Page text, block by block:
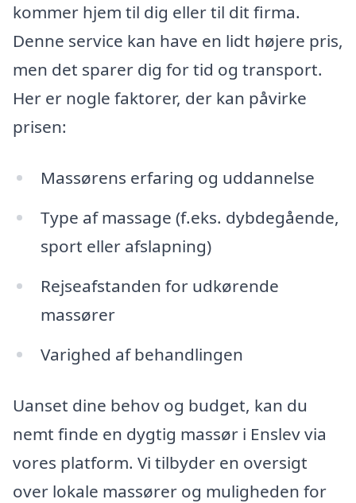
kommer hjem til dig eller til dit firma.
Denne service kan have en lidt højere pris,
men det sparer dig for tid og transport.
Her er nogle faktorer, der kan påvirke
prisen:
Massørens erfaring og uddannelse
Type af massage (f.eks. dybdegående,
sport eller afslapning)
Rejseafstanden for udkørende
massører
Varighed af behandlingen
Uanset dine behov og budget, kan du
nemt finde en dygtig massør i Enslev via
vores platform. Vi tilbyder en oversigt
over lokale massører og muligheden for